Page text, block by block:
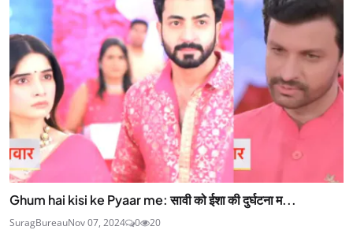
Ghum hai kisi ke Pyaar me: सावी को ईशा की दुर्घटना म...
SuragBureauNov 07, 2024 0 20